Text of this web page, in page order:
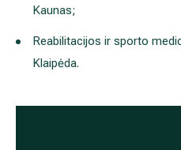
Youtube